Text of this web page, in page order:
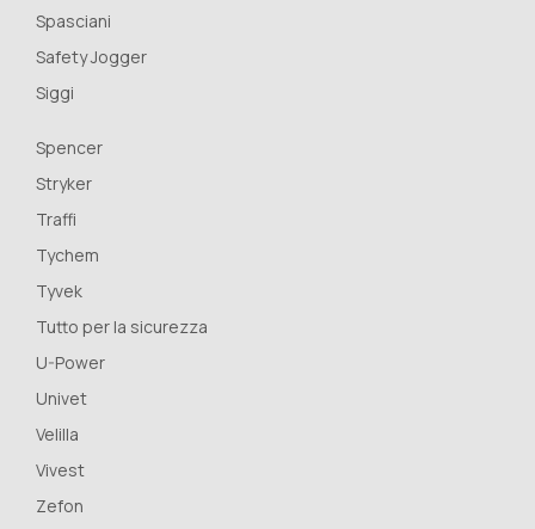
Spasciani
Safety Jogger
Siggi
Spencer
Stryker
Traffi
Tychem
Tyvek
Tutto per la sicurezza
U-Power
Univet
Velilla
Vivest
Zefon